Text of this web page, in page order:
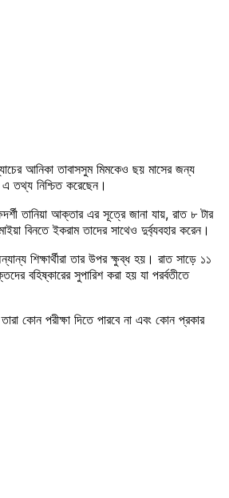
আনিকা তাবাসসুম মিমকেও ছয় মাসের জন্য
এ তথ্য নিশ্চিত করেছেন।
তানিয়া আক্তার এর সূত্রে জানা যায়, রাত ৮ টার
বিনতে ইকরাম তাদের সাথেও দুর্ব্যবহার করেন।
শিক্ষার্থীরা তার উপর ক্ষুব্ধ হয়। রাত সাড়ে ১১
বহিষ্কারের সুপারিশ করা হয় যা পরর্বতীতে
কোন পরীক্ষা দিতে পারবে না এবং কোন প্রকার